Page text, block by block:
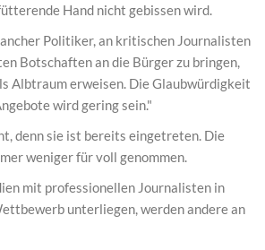
Hand nicht gebissen wird.
Politiker, an kritischen Journalisten
Botschaften an die Bürger zu bringen,
Albtraum erweisen. Die Glaubwürdigkeit
wird gering sein."
denn sie ist bereits eingetreten. Die
weniger für voll genommen.
mit professionellen Journalisten in
unterliegen, werden andere an